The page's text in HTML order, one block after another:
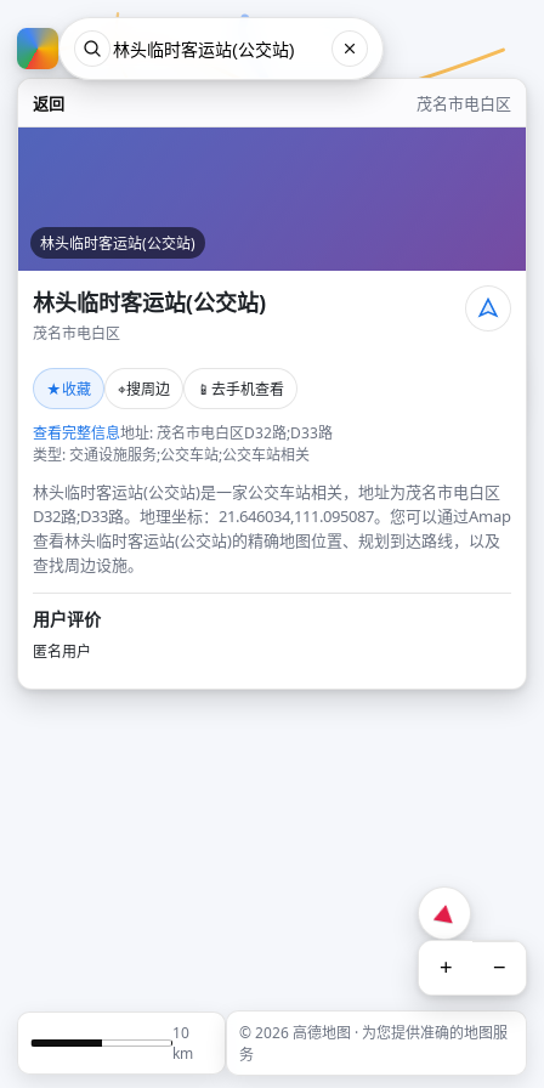
返回 茂名市电白区
林头临时客运站(公交站)
林头临时客运站(公交站)
茂名市电白区
★收藏 ⌖搜周边 📱 去手机查看
查看完整信息地址: 茂名市电白区D32路;D33路
类型: 交通设施服务;公交车站;公交车站相关
林头临时客运站(公交站)是一家公交车站相关，地址为茂名市电白区
D32路;D33路。地理坐标：21.646034,111.095087。您可以通过Amap
查看林头临时客运站(公交站)的精确地图位置、规划到达路线，以及
查找周边设施。
用户评价
匿名用户
+ −
10
km
© 2026 高德地图 · 为您提供准确的地图服
务